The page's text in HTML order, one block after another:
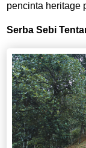
pencinta heritage
Serba Sebi